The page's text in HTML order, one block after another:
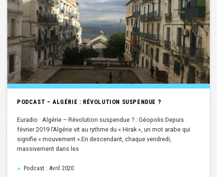
PODCAST – ALGÉRIE : RÉVOLUTION SUSPENDUE ?
Euradio · Algérie – Révolution suspendue ? : Géopolis Depuis
février 2019 l’Algérie vit au rythme du « Hirak », un mot arabe qui
signifie « mouvement ».En descendant, chaque vendredi,
massivement dans les
► Podcast : Avril 2020